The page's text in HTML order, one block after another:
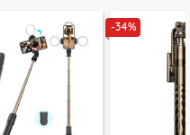
-34%